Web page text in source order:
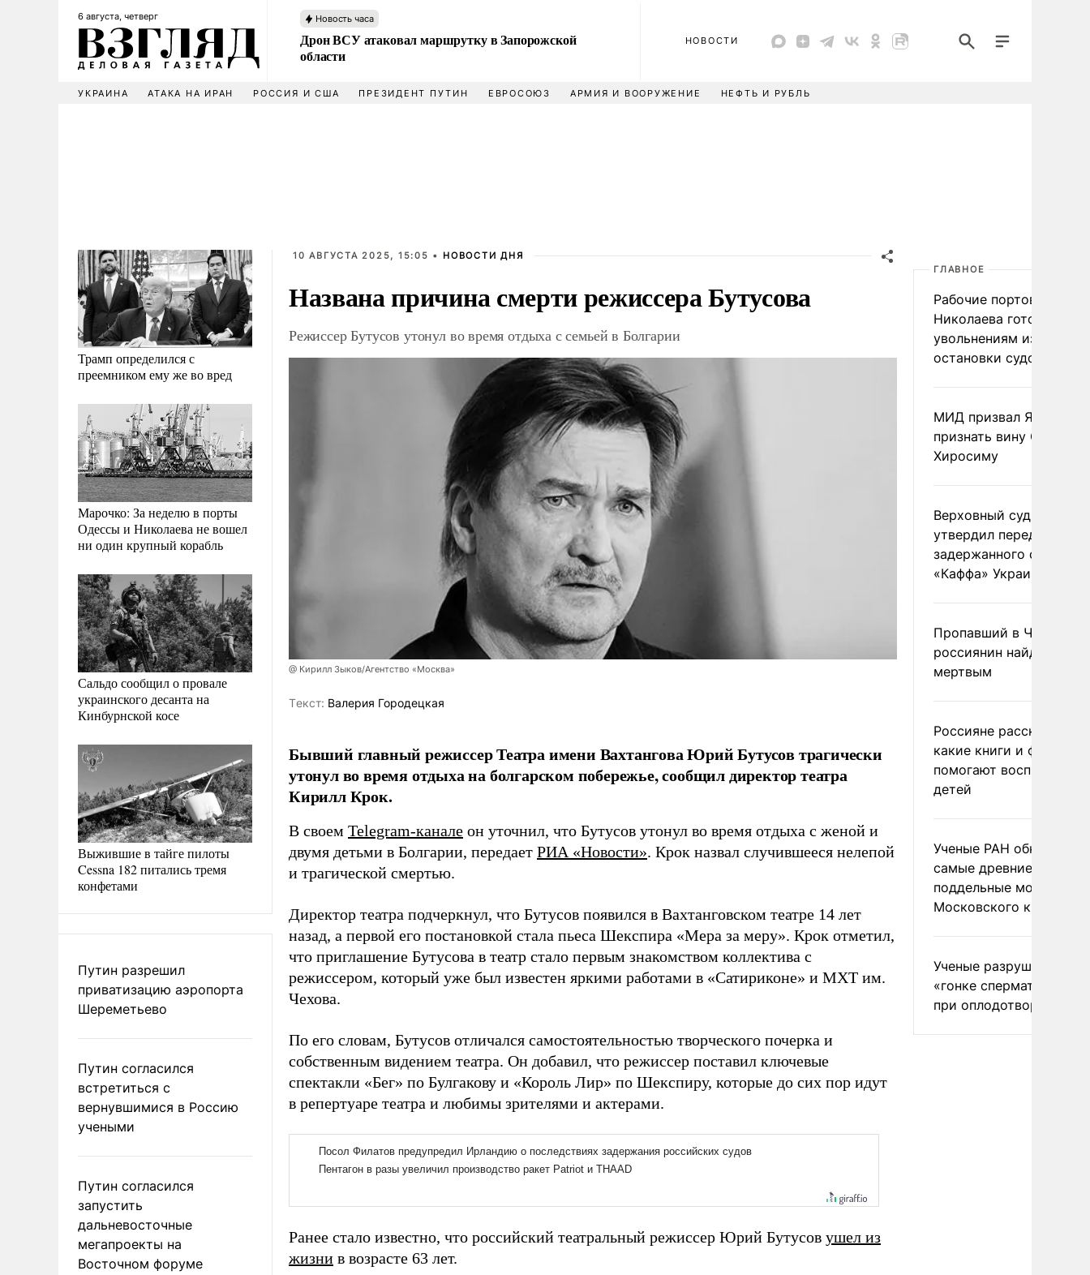
6 августа, четверг Новость часа
Дрон ВСУ атаковал маршрутку в Запорожской
области
НОВОСТИ
УКРАИНА АТАКА НА ИРАН РОССИЯ И США ПРЕЗИДЕНТ ПУТИН ЕВРОСОЮЗ АРМИЯ И ВООРУЖЕНИЕ НЕФТЬ И РУБЛЬ
Трамп определился с
преемником ему же во вред
Марочко: За неделю в порты
Одессы и Николаева не вошел
ни один крупный корабль
Сальдо сообщил о провале
украинского десанта на
Кинбурнской косе
Выжившие в тайге пилоты
Cessna 182 питались тремя
конфетами
Путин разрешил
приватизацию аэропорта
Шереметьево
Путин согласился
встретиться с
вернувшимися в Россию
учеными
Путин согласился
запустить
дальневосточные
мегапроекты на
Восточном форуме
10 АВГУСТА 2025, 15:05 • НОВОСТИ ДНЯ
Названа причина смерти режиссера Бутусова
Режиссер Бутусов утонул во время отдыха с семьей в Болгарии
@ Кирилл Зыков/Агентство «Москва»
Tекст: Валерия Городецкая
Бывший главный режиссер Театра имени Вахтангова Юрий Бутусов трагически
утонул во время отдыха на болгарском побережье, сообщил директор театра
Кирилл Крок.
В своем Telegram-канале он уточнил, что Бутусов утонул во время отдыха с женой и
двумя детьми в Болгарии, передает РИА «Новости». Крок назвал случившееся нелепой
и трагической смертью.
Директор театра подчеркнул, что Бутусов появился в Вахтанговском театре 14 лет
назад, а первой его постановкой стала пьеса Шекспира «Мера за меру». Крок отметил,
что приглашение Бутусова в театр стало первым знакомством коллектива с
режиссером, который уже был известен яркими работами в «Сатириконе» и МХТ им.
Чехова.
По его словам, Бутусов отличался самостоятельностью творческого почерка и
собственным видением театра. Он добавил, что режиссер поставил ключевые
спектакли «Бег» по Булгакову и «Король Лир» по Шекспиру, которые до сих пор идут
в репертуаре театра и любимы зрителями и актерами.
Ранее стало известно, что российский театральный режиссер Юрий Бутусов ушел из
жизни в возрасте 63 лет.
ГЛАВНОЕ
Рабочие портов
Николаева готовятся к
увольнениям из-за
остановки судоходства
МИД призвал Японию
признать вину США за
Хиросиму
Верховный суд Швеции
утвердил передачу
задержанного
«Каффа» Украине
Пропавший в
россиянин найден
мертвым
Россияне рассказали,
какие книги и фильмы
помогают воспитывать
детей
Ученые РАН
самые древние
поддельные монеты
Московского
Ученые разрушили миф
«гонке
при оплодотворении